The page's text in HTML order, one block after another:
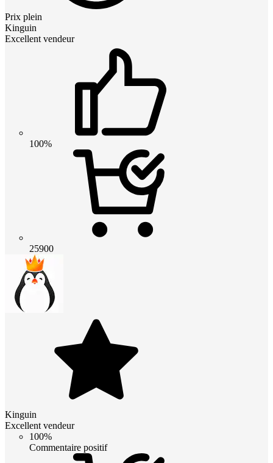
Prix plein
Kinguin
Excellent vendeur
100%
25900
Kinguin
Excellent vendeur
100%
Commentaire positif